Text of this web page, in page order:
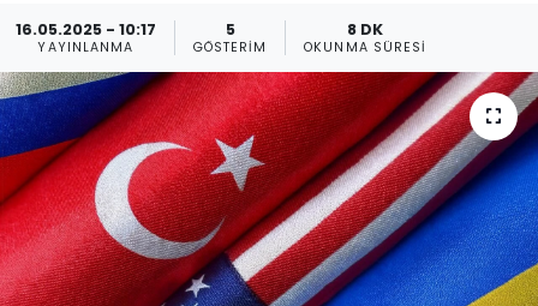
16.05.2025 - 10:17
YAYINLANMA
5
GÖSTERIM
8 DK
OKUNMA SÜRESI
Kültür Sanat
Magazin
Moda
Nöbetçi Eczaneler
Otomobil Dünyası